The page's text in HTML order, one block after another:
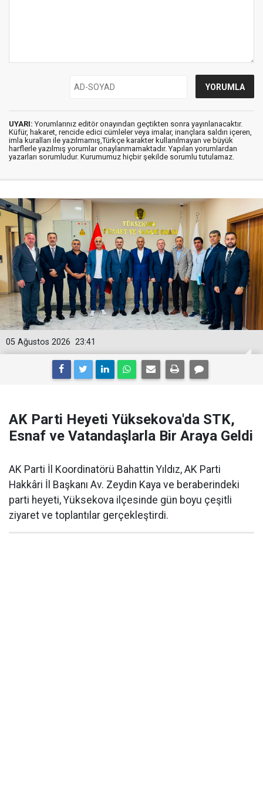
UYARI: Yorumlarınız editör onayından geçtikten sonra yayınlanacaktır.
Küfür, hakaret, rencide edici cümleler veya imalar, inançlara saldırı içeren,
imla kuralları ile yazılmamış,Türkçe karakter kullanılmayan ve büyük
harflerle yazılmış yorumlar onaylanmamaktadır. Yapılan yorumlardan
yazarları sorumludur. Kurumumuz hiçbir şekilde sorumlu tutulamaz.
23:41
05 Ağustos 2026
AK Parti Heyeti Yüksekova'da STK,
Esnaf ve Vatandaşlarla Bir Araya Geldi
AK Parti İl Koordinatörü Bahattin Yıldız, AK Parti
Hakkâri İl Başkanı Av. Zeydin Kaya ve beraberindeki
parti heyeti, Yüksekova ilçesinde gün boyu çeşitli
ziyaret ve toplantılar gerçekleştirdi.